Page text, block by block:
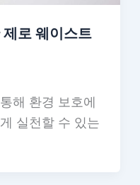
로 웨이스트
해 환경 보호에
실천할 수 있는